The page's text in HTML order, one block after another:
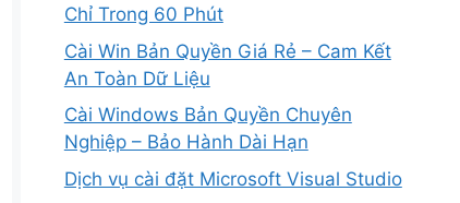
Chỉ Trong 60 Phút
Cài Win Bản Quyền Giá Rẻ – Cam Kết
An Toàn Dữ Liệu
Cài Windows Bản Quyền Chuyên
Nghiệp – Bảo Hành Dài Hạn
Dịch vụ cài đặt Microsoft Visual Studio